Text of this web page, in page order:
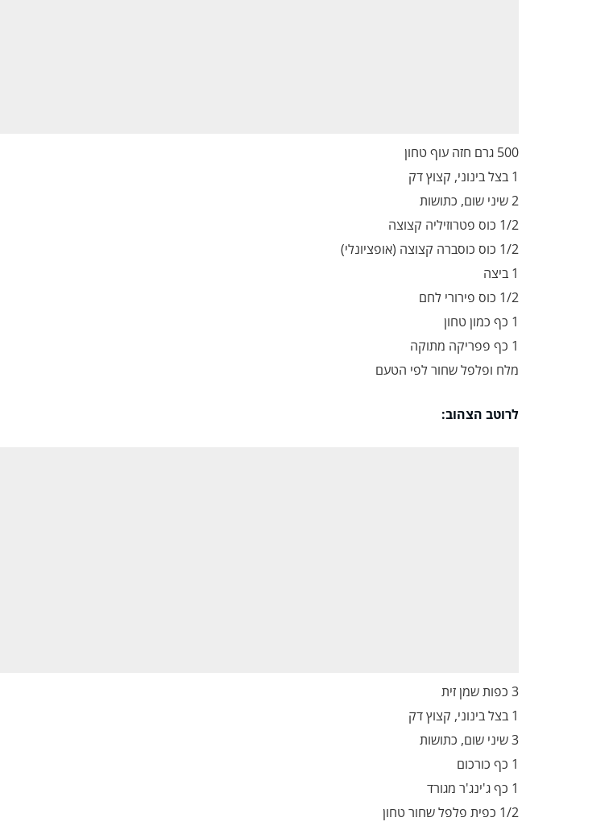
500 גרם חזה עוף טחון
1 בצל בינוני, קצוץ דק
2 שיני שום, כתושות
1/2 כוס פטרוזיליה קצוצה
1/2 כוס כוסברה קצוצה (אופציונלי)
1 ביצה
1/2 כוס פירורי לחם
1 כף כמון טחון
1 כף פפריקה מתוקה
מלח ופלפל שחור לפי הטעם
לרוטב הצהוב:
3 כפות שמן זית
1 בצל בינוני, קצוץ דק
3 שיני שום, כתושות
1 כף כורכום
1 כף ג'ינג'ר מגורד
1/2 כפית פלפל שחור טחון